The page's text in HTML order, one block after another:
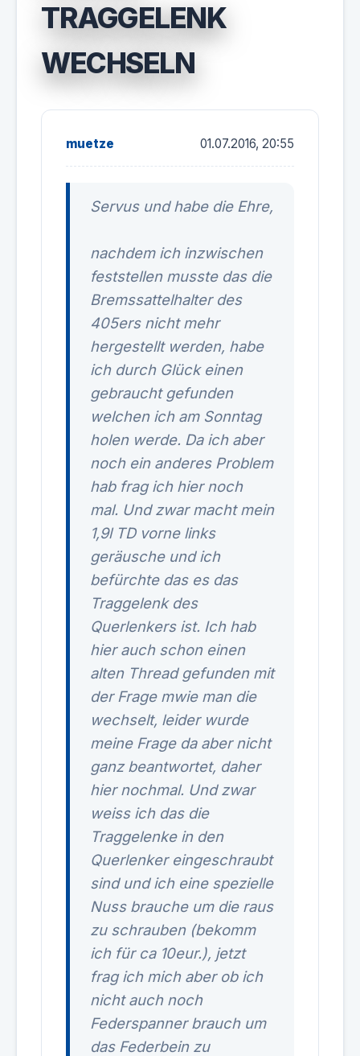
TRAGGELENK
WECHSELN
muetze 01.07.2016, 20:55
Servus und habe die Ehre,
nachdem ich inzwischen
feststellen musste das die
Bremssattelhalter des
405ers nicht mehr
hergestellt werden, habe
ich durch Glück einen
gebraucht gefunden
welchen ich am Sonntag
holen werde. Da ich aber
noch ein anderes Problem
hab frag ich hier noch
mal. Und zwar macht mein
1,9l TD vorne links
geräusche und ich
befürchte das es das
Traggelenk des
Querlenkers ist. Ich hab
hier auch schon einen
alten Thread gefunden mit
der Frage mwie man die
wechselt, leider wurde
meine Frage da aber nicht
ganz beantwortet, daher
hier nochmal. Und zwar
weiss ich das die
Traggelenke in den
Querlenker eingeschraubt
sind und ich eine spezielle
Nuss brauche um die raus
zu schrauben (bekomm
ich für ca 10eur.), jetzt
frag ich mich aber ob ich
nicht auch noch
Federspanner brauch um
das Federbein zu